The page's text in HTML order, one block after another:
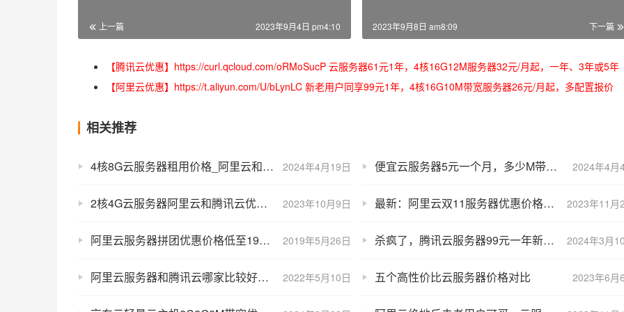
上一篇 2023年9月4日 pm4:10 下一篇
2023年9月8日 am8:09
【腾讯云优惠】https://curl.qcloud.com/oRMoSucP 云服务器61元1年，4核16G12M服务器32元/月起，一年、3年或5年
【阿里云优惠】https://t.aliyun.com/U/bLynLC 新老用户同享99元1年，4核16G10M带宽服务器26元/月起，多配置报价
相关推荐
2024年4月19日
4核8G云服务器租用价格_阿里云和腾讯云优惠对比和性能测评 2024年4月
便宜云服务器5元一个月，多少M带宽？
2023年10月9日
2核4G云服务器阿里云和腾讯云优惠价格和性能对比 2023年11月
最新：阿里云双11服务器优惠价格表，比腾讯云便宜！
2019年5月26日
阿里云服务器拼团优惠价格低至199元一年 2024年3月
杀疯了，腾讯云服务器99元一年新老用户均可购买，续费不涨价！
2022年5月10日
阿里云服务器和腾讯云哪家比较好？性能价格对比 2023年6月
五个高性价比云服务器价格对比